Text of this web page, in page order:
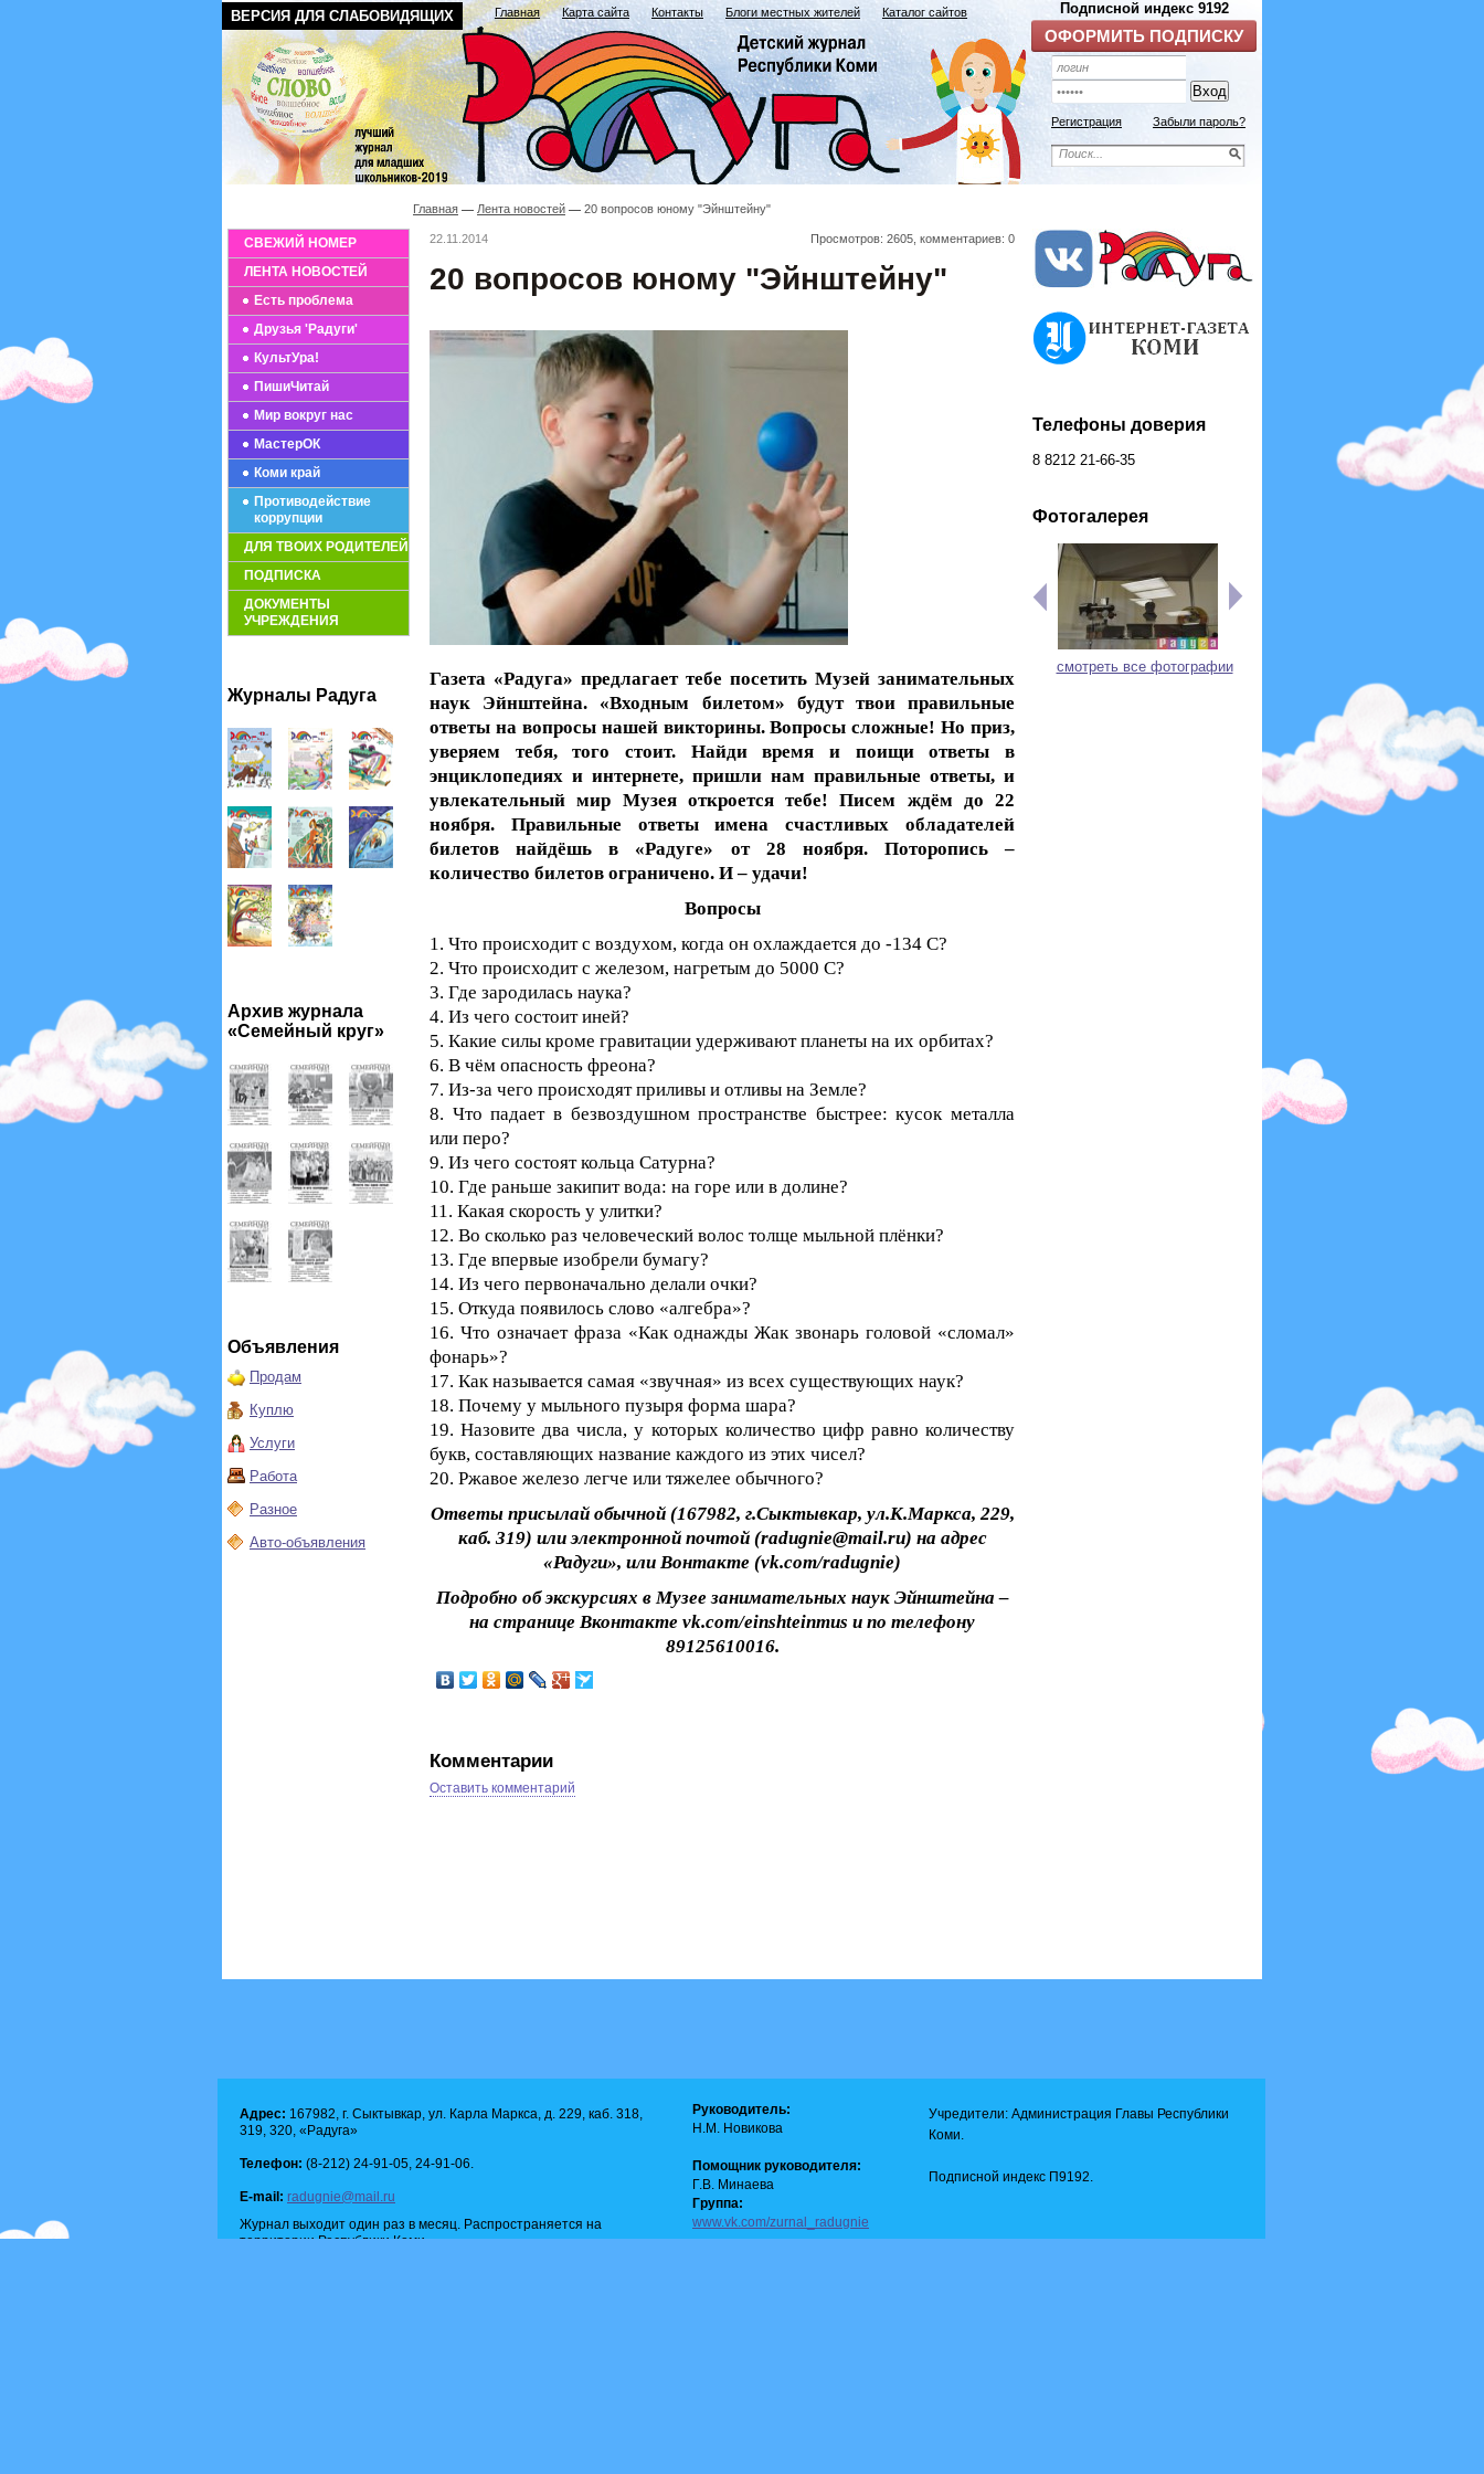
ВЕРСИЯ ДЛЯ СЛАБОВИДЯЩИХ Главная Карта сайта Контакты Блоги местных жителей Каталог сайтов
Регистрация Забыли пароль?
СВЕЖИЙ НОМЕР
ЛЕНТА НОВОСТЕЙ
Есть проблема
Друзья 'Радуги'
КультУра!
ПишиЧитай
Мир вокруг нас
МастерОК
Коми край
Противодействие
коррупции
ДЛЯ ТВОИХ РОДИТЕЛЕЙ
ПОДПИСКА
ДОКУМЕНТЫ
УЧРЕЖДЕНИЯ
Журналы Радуга
Архив журнала
«Семейный круг»
Объявления
Продам
Куплю
Услуги
Работа
Разное
Авто-объявления
Главная Лента новостей 20 вопросов юному "Эйнштейну"
22.11.2014 Просмотров: 2605, комментариев: 0
20 вопросов юному "Эйнштейну"
Газета «Радуга» предлагает тебе посетить Музей занимательных
наук Эйнштейна. «Входным билетом» будут твои правильные
ответы на вопросы нашей викторины. Вопросы сложные! Но приз,
уверяем тебя, того стоит. Найди время и поищи ответы в
энциклопедиях и интернете, пришли нам правильные ответы, и
увлекательный мир Музея откроется тебе! Писем ждём до 22
ноября. Правильные ответы имена счастливых обладателей
билетов найдёшь в «Радуге» от 28 ноября. Поторопись –
количество билетов ограничено. И – удачи!
Вопросы
1. Что происходит с воздухом, когда он охлаждается до -134 С?
2. Что происходит с железом, нагретым до 5000 С?
3. Где зародилась наука?
4. Из чего состоит иней?
5. Какие силы кроме гравитации удерживают планеты на их орбитах?
6. В чём опасность фреона?
7. Из-за чего происходят приливы и отливы на Земле?
8. Что падает в безвоздушном пространстве быстрее: кусок металла
или перо?
9. Из чего состоят кольца Сатурна?
10. Где раньше закипит вода: на горе или в долине?
11. Какая скорость у улитки?
12. Во сколько раз человеческий волос толще мыльной плёнки?
13. Где впервые изобрели бумагу?
14. Из чего первоначально делали очки?
15. Откуда появилось слово «алгебра»?
16. Что означает фраза «Как однажды Жак звонарь головой «сломал»
фонарь»?
17. Как называется самая «звучная» из всех существующих наук?
18. Почему у мыльного пузыря форма шара?
19. Назовите два числа, у которых количество цифр равно количеству
букв, составляющих название каждого из этих чисел?
20. Ржавое железо легче или тяжелее обычного?
Ответы присылай обычной (167982, г.Сыктывкар, ул.К.Маркса, 229,
каб. 319) или электронной почтой (radugnie@mail.ru) на адрес
«Радуги», или Вонтакте (vk.com/radugnie)
Подробно об экскурсиях в Музее занимательных наук Эйнштейна –
на странице Вконтакте vk.com/einshteinmus и по телефону
89125610016.
Комментарии
Оставить комментарий
Телефоны доверия
8 8212 21-66-35
Фотогалерея
смотреть все фотографии
Адрес: 167982, г. Сыктывкар, ул. Карла Маркса, д. 229, каб. 318,
319, 320, «Радуга»
Телефон: (8-212) 24-91-05, 24-91-06.
E-mail: radugnie@mail.ru
Журнал выходит один раз в месяц. Распространяется на
территории Республики Коми.
Руководитель:
Н.М. Новикова
Помощник руководителя:
Г.В. Минаева
Группа:
www.vk.com/zurnal_radugnie
Учредители: Администрация Главы Республики
Коми.
Подписной индекс П9192.